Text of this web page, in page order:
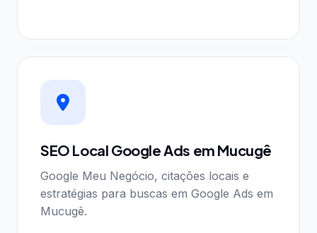
SEO Local Google Ads em Mucugê
Google Meu Negócio, citações locais e
estratégias para buscas em Google Ads em
Mucugê.